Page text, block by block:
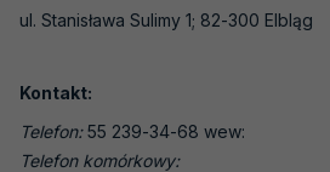
Jednostki inspekcyjne
ul. Stanisława Sulimy 1; 82-300 Elbląg
Kontakt:
Telefon:55 239-34-68 wew:
Telefon komórkowy: